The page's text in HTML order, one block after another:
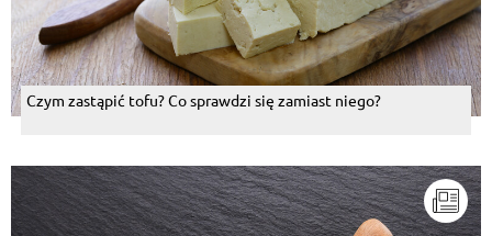
Czym zastąpić tofu? Co sprawdzi się zamiast niego?